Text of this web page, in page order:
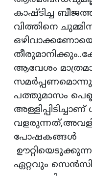
കാഷ്ടിച്ച
വിത്തിനെ
ആവേശം
പത്തുമാസം
പോഷകങ്ങള്‍
ഏറ്റവും